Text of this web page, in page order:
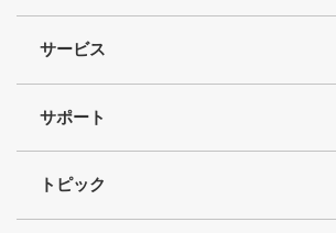
サービス
サポート
トピック